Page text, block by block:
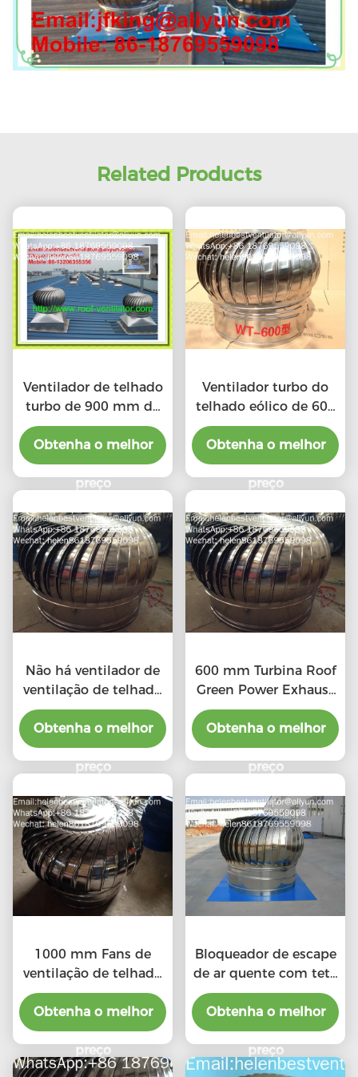
Related Products
Ventilador de telhado
turbo de 900 mm de
grande porte, movido
pelo vento, para
oficina de aço
inoxidável
Obtenha o melhor
preço
Ventilador turbo do
telhado eólico de 600
mm para oficina de
aço inoxidável
Obtenha o melhor
preço
Não há ventilador de
ventilação de telhado
elétrico de tipo 20"
Obtenha o melhor
preço
600 mm Turbina Roof
Green Power Exhaust
Ventilador
Obtenha o melhor
preço
1000 mm Fans de
ventilação de telhado
industrial baratos
Obtenha o melhor
preço
Bloqueador de escape
de ar quente com teto
de liga de alumínio de
500 mm
Obtenha o melhor
preço